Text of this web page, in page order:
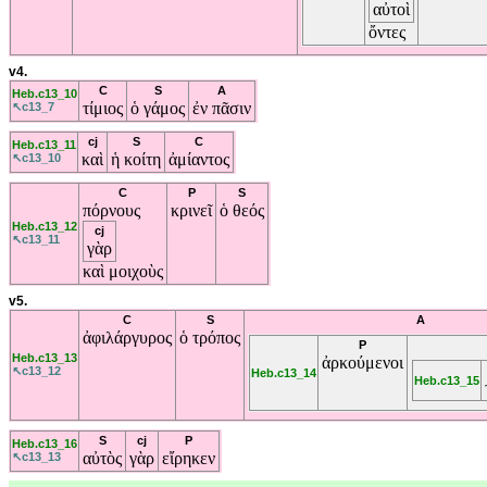
αὐτοὶ
ὄντες
v4.
Heb.c13_10
↖c13_7
C
τίμιος
S
ὁ γάμος
A
ἐν πᾶσιν
Heb.c13_11
↖c13_10
cj
καὶ
S
ἡ κοίτη
C
ἀμίαντος
Heb.c13_12
↖c13_11
C
πόρνους
cj
γὰρ
καὶ μοιχοὺς
P
κρινεῖ
S
ὁ θεός
v5.
Heb.c13_13
↖c13_12
C
ἀφιλάργυρος
S
ὁ τρόπος
A
Heb.c13_14
P
ἀρκούμενοι
Heb.c13_15
Heb.c13_16
↖c13_13
S
αὐτὸς
cj
γὰρ
P
εἴρηκεν